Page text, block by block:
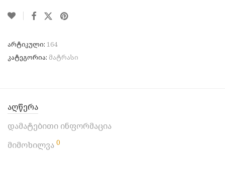
არტიკული: 164
კატეგორია: მატრასი
აღწერა
დამატებითი ინფორმაცია
მიმოხილვა 0